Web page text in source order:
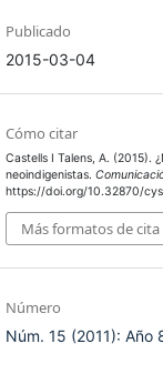
Publicado
2015-03-04
Cómo citar
Castells I Talens, A. (2015).
neoindigenistas.
https://doi.org/10.32870/
Más formatos de cita
Número
Núm. 15 (2011): Año